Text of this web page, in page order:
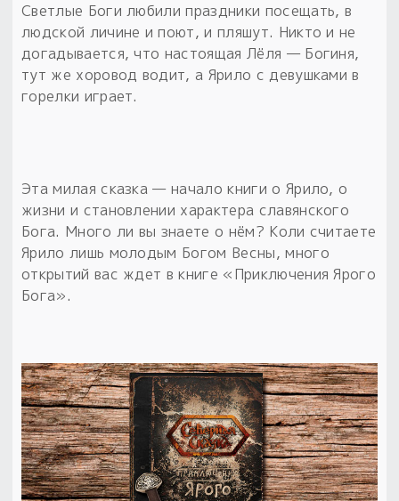
Светлые Боги любили праздники посещать, в
людской личине и поют, и пляшут. Никто и не
догадывается, что настоящая Лёля — Богиня,
тут же хоровод водит, а Ярило с девушками в
горелки играет.
Эта милая сказка — начало книги о Ярило, о
жизни и становлении характера славянского
Бога. Много ли вы знаете о нём? Коли считаете
Ярило лишь молодым Богом Весны, много
открытий вас ждет в книге «Приключения Ярого
Бога».